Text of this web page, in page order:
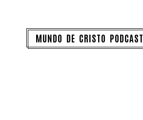
MUNDO DE CRISTO PODCAST